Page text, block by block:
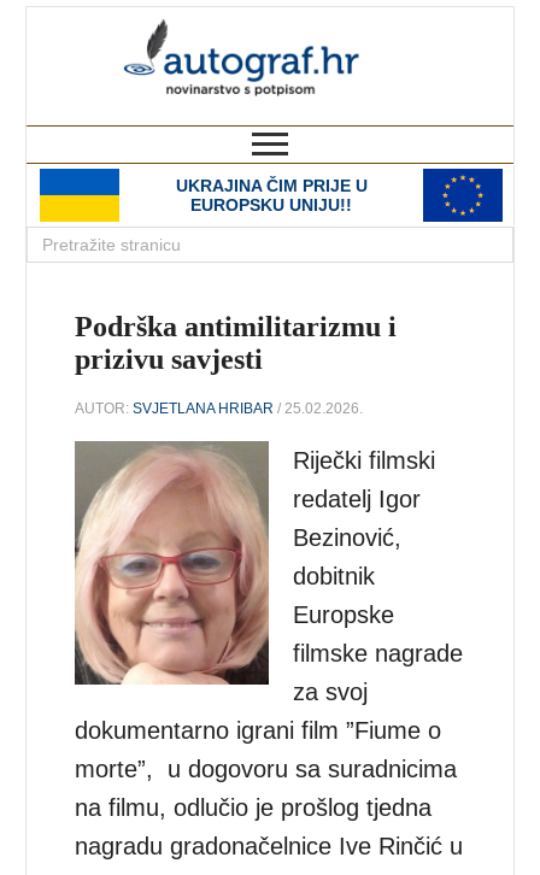
UKRAJINA ČIM PRIJE U
EUROPSKU UNIJU!!
Podrška antimilitarizmu i
prizivu savjesti
AUTOR:SVJETLANA HRIBAR / 25.02.2026.
Riječki filmski
redatelj Igor
Bezinović,
dobitnik
Europske
filmske nagrade
za svoj
dokumentarno igrani film ”Fiume o
morte”, u dogovoru sa suradnicima
na filmu, odlučio je prošlog tjedna
nagradu gradonačelnice Ive Rinčić u